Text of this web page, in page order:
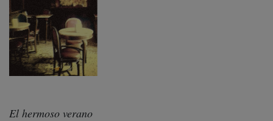
El hermoso verano